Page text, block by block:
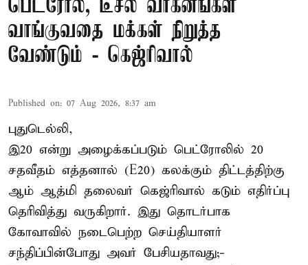
பெட்ரோல், டீசல் வாகனங்கள்
வாங்குவதை மக்கள் நிறுத்த
வேண்டும் - கெஜ்ரிவால்
Published on: 07 Aug 2026, 8:37 am
புதுடெல்லி,
இ20 என்று அழைக்கப்படும் பெட்ரோலில் 20
சதவீதம் எத்தனால் (E20) கலக்கும் திட்டத்திற்கு
ஆம் ஆத்மி தலைவர் கெஜ்ரிவால் கடும் எதிர்ப்பு
தெரிவித்து வருகிறார். இது தொடர்பாக
கோவாவில் நடைபெற்ற செய்தியாளர்
சந்திப்பின்போது அவர் பேசியதாவது;-